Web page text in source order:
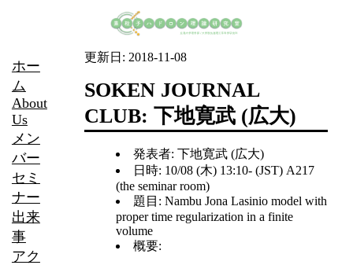
ホー
ム
About
Us
メン
バー
セミ
ナー
出来
事
アク
更新日: 2018-11-08
SOKEN JOURNAL
CLUB: 下地寛武 (広大)
発表者: 下地寛武 (広大)
日時: 10/08 (木) 13:10- (JST) A217
(the seminar room)
題目: Nambu Jona Lasinio model with
proper time regularization in a finite
volume
概要: